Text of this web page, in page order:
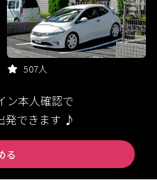
507人
ン本人確認で
発できます ♪
る